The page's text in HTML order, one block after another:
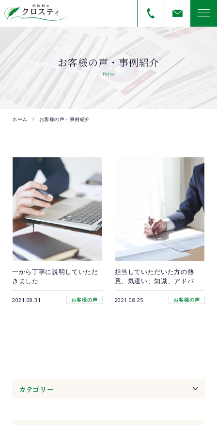
お客様の声・事例紹介
Voice
ホーム お客様の声・事例紹介
一から丁寧に説明していただ
きました
2021.08.31 お客様の声
担当していただいた方の熱
意、気遣い、知識、アドバイ
ス全てに満足
2021.08.25
お客様の声
カテゴリー